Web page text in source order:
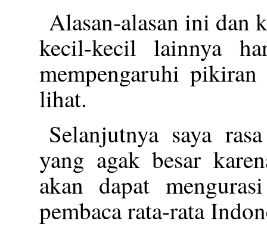
Alasan-alasan ini dan
kecil-kecil lainnya
mempengaruhi
lihat.
Selanjutnya saya
yang agak besar
akan dapat
pembaca rata-rata